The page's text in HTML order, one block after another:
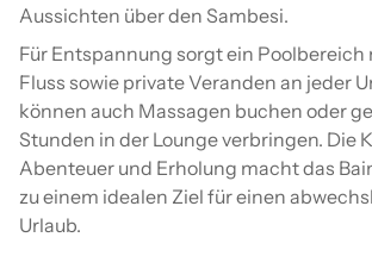
Aussichten über den Sambesi.
Für Entspannung sorgt ein Poolbereich
Fluss sowie private Veranden an jeder
können auch Massagen buchen oder
Stunden in der Lounge verbringen. Die
Abenteuer und Erholung macht das
zu einem idealen Ziel für einen
Urlaub.